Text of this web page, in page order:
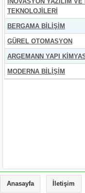
TEKNOLOJİLERİ
BERGAMA BİLİŞİM
GÜREL OTOMASYON
ARGEMANN YAPI
MODERNA BİLİŞİM
Anasayfa İletişim